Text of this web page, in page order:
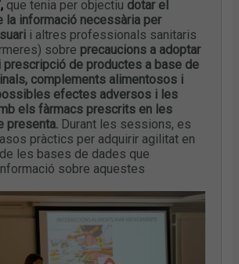
que tenia per objectiu dotar el
la informació necessària per
i altres professionals sanitaris
sobre precaucions a adoptar
prescripció de productes a base de
complements alimentosos i
efectes adversos i les
els fàrmacs prescrits en les
presenta. Durant les sessions, es
pràctics per adquirir agilitat en
les bases de dades que
sobre aquestes